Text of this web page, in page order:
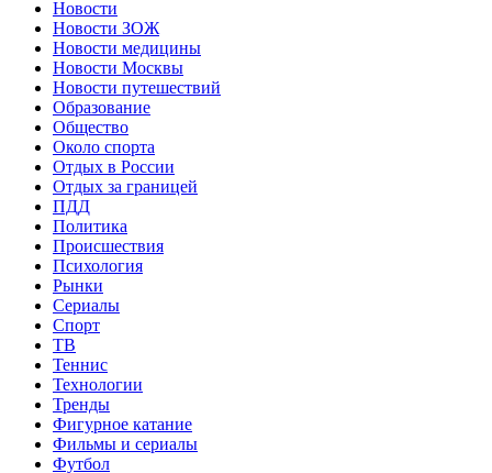
Новости
Новости ЗОЖ
Новости медицины
Новости Москвы
Новости путешествий
Образование
Общество
Около спорта
Отдых в России
Отдых за границей
ПДД
Политика
Происшествия
Психология
Рынки
Сериалы
Спорт
ТВ
Теннис
Технологии
Тренды
Фигурное катание
Фильмы и сериалы
Футбол